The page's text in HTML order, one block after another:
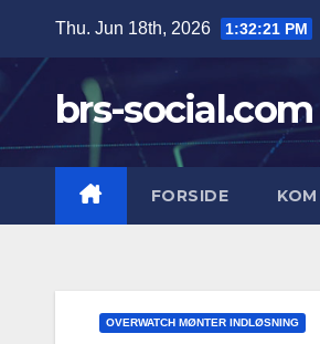
content
Thu. Jun 18th, 2026 1:32:22 PM
brs-social.com
FORSIDE
OVERWATCH MØNTER INDLØSNING